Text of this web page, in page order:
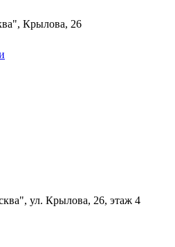
Крылова, 26
ул. Крылова, 26, этаж 4